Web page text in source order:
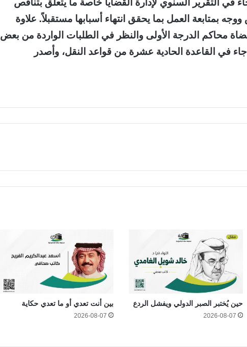
في التقرير السنوي لإدارة القضايا خاصة ما يتعلق بتناقص
بمتابعة العمل بما يحقق انتهاء أسبابها مستقبلاً. علاوة
محاكم الدرجة الأولى والنظر في الطلبات الواردة من بعض
في القاعدة الحادية عشرة من قواعد النقل، وأصدر
حين يُختبر الصبر الدولي ويفشل الردع
2026-08-07
بين أنت تعدي أو ما تعدي حكاية
2026-08-07